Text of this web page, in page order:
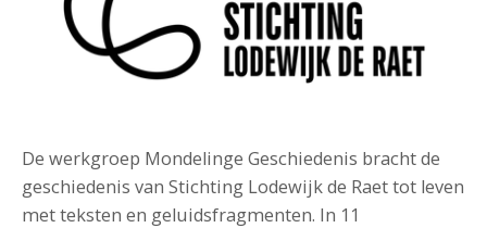
De werkgroep Mondelinge Geschiedenis bracht de
geschiedenis van Stichting Lodewijk de Raet tot leven
met teksten en geluidsfragmenten. In 11